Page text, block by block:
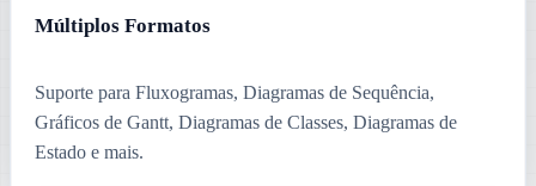
Múltiplos Formatos
Suporte para Fluxogramas, Diagramas de Sequência,
Gráficos de Gantt, Diagramas de Classes, Diagramas de
Estado e mais.